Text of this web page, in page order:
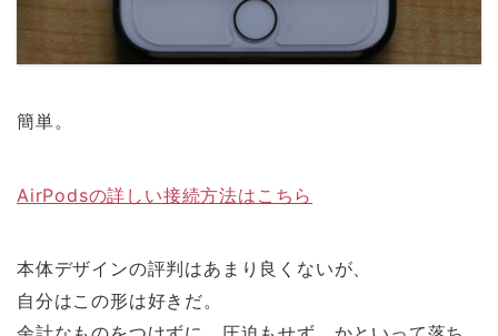
簡単。
AirPodsの詳しい接続方法はこちら
本体デザインの評判はあまり良くないが、
自分はこの形は好きだ。